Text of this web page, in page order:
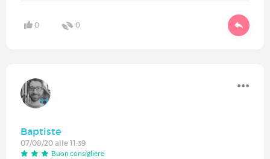
0 0
Baptiste
07/08/20 alle 11:39
Buon consigliere